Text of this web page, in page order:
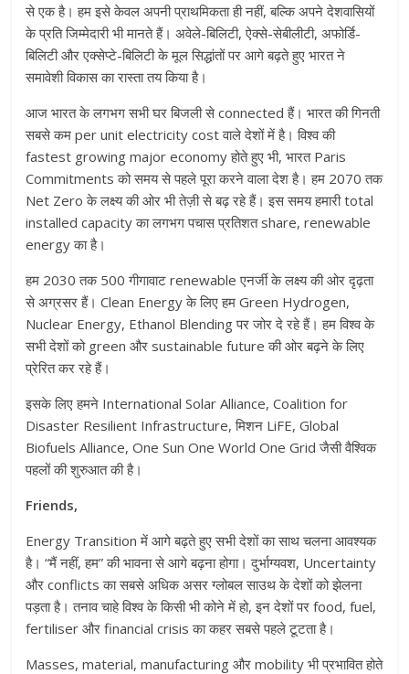
से एक है। हम इसे केवल अपनी प्राथमिकता ही नहीं, बल्कि अपने देशवासियों
के प्रति जिम्मेदारी भी मानते हैं। अवेले-बिलिटी, ऐक्से-सेबीलीटी, अफोर्डि-
बिलिटी और एक्सेप्टे-बिलिटी के मूल सिद्धांतों पर आगे बढ़ते हुए भारत ने
समावेशी विकास का रास्ता तय किया है।
आज भारत के लगभग सभी घर बिजली से connected हैं। भारत की गिनती
सबसे कम per unit electricity cost वाले देशों में है। विश्व की
fastest growing major economy होते हुए भी, भारत Paris
Commitments को समय से पहले पूरा करने वाला देश है। हम 2070 तक
Net Zero के लक्ष्य की ओर भी तेज़ी से बढ़ रहे हैं। इस समय हमारी total
installed capacity का लगभग पचास प्रतिशत share, renewable
energy का है।
हम 2030 तक 500 गीगावाट renewable एनर्जी के लक्ष्य की ओर दृढ़ता
से अग्रसर हैं। Clean Energy के लिए हम Green Hydrogen,
Nuclear Energy, Ethanol Blending पर जोर दे रहे हैं। हम विश्व के
सभी देशों को green और sustainable future की ओर बढ़ने के लिए
प्रेरित कर रहे हैं।
इसके लिए हमने International Solar Alliance, Coalition for
Disaster Resilient Infrastructure, मिशन LiFE, Global
Biofuels Alliance, One Sun One World One Grid जैसी वैश्विक
पहलों की शुरुआत की है।
Friends,
Energy Transition में आगे बढ़ते हुए सभी देशों का साथ चलना आवश्यक
है। “मैं नहीं, हम” की भावना से आगे बढ़ना होगा। दुर्भाग्यवश, Uncertainty
और conflicts का सबसे अधिक असर ग्लोबल साउथ के देशों को झेलना
पड़ता है। तनाव चाहे विश्व के किसी भी कोने में हो, इन देशों पर food, fuel,
fertiliser और financial crisis का कहर सबसे पहले टूटता है।
Masses, material, manufacturing और mobility भी प्रभावित होते